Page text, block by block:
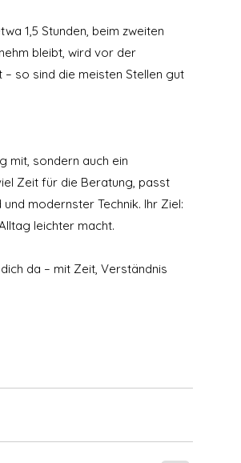
1,5 Stunden, beim zweiten
bleibt, wird vor der
so sind die meisten Stellen gut
mit, sondern auch ein
Zeit für die Beratung, passt
modernster Technik. Ihr Ziel:
leichter macht.
da – mit Zeit, Verständnis